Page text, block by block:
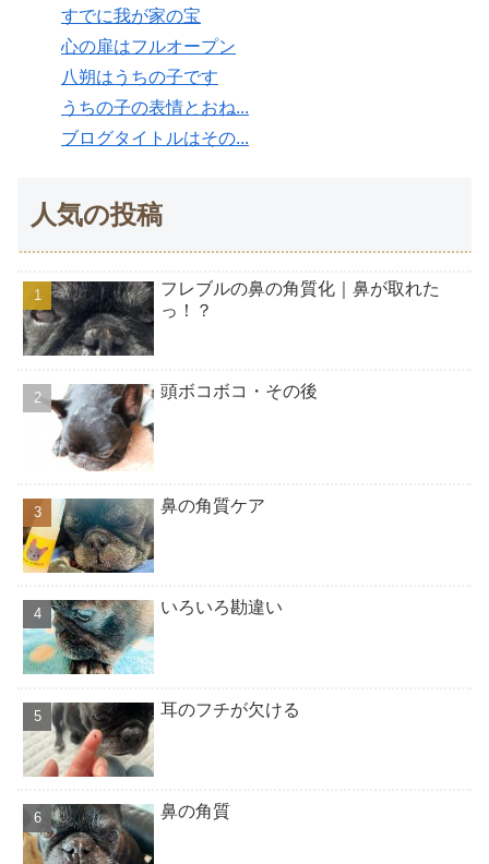
すでに我が家の宝
心の扉はフルオープン
八朔はうちの子です
うちの子の表情とおね...
ブログタイトルはその...
人気の投稿
フレブルの鼻の角質化｜鼻が取れた
っ！？
頭ボコボコ・その後
鼻の角質ケア
いろいろ勘違い
耳のフチが欠ける
鼻の角質